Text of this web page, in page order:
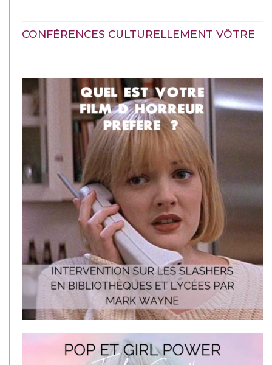
CONFÉRENCES CULTURELLEMENT VÔTRE